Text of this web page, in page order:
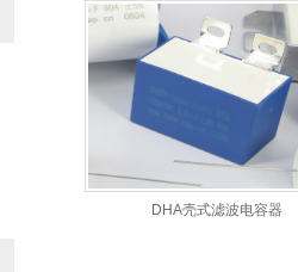
DHA壳式滤波电容器